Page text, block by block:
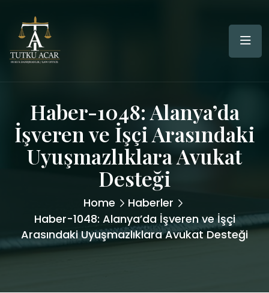
Haber-1048: Alanya’da
İşveren ve İşçi Arasındaki
Uyuşmazlıklara Avukat
Desteği
Home
Haberler
Haber-1048: Alanya’da İşveren ve İşçi
Arasındaki Uyuşmazlıklara Avukat Desteği